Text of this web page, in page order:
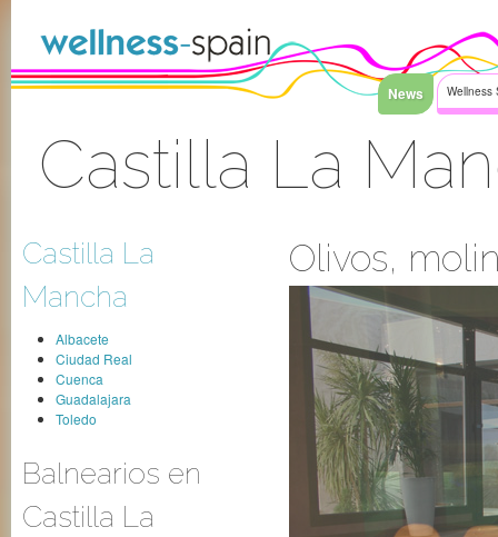
News Wellness
Castilla La
Castilla La
Mancha
Albacete
Ciudad Real
Cuenca
Guadalajara
Toledo
Balnearios en
Castilla La
Olivos,